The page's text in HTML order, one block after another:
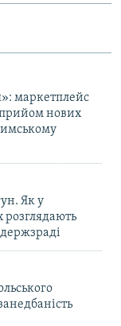
маркетплейс
нових
Як у
розглядають